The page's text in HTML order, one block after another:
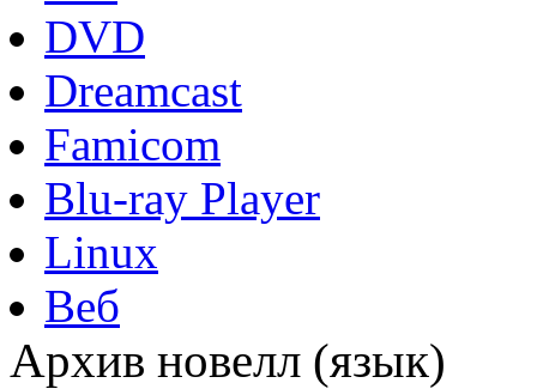
DVD
Dreamcast
Famicom
Blu-ray Player
Linux
Веб
Архив новелл (язык)